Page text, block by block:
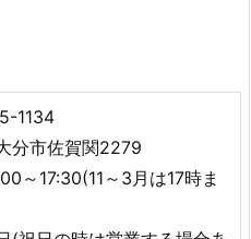
1134
分市佐賀関2279
～17:30(11～3月は17時ま